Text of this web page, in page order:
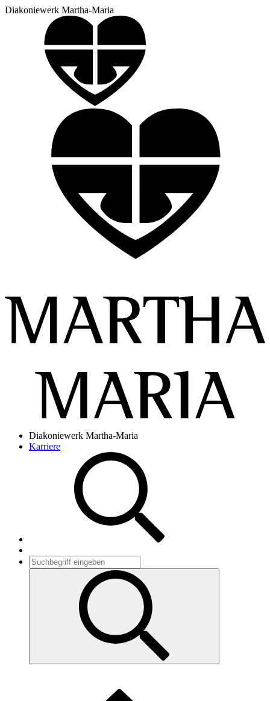
Diakoniewerk Martha-Maria
Diakoniewerk Martha-Maria
Karriere